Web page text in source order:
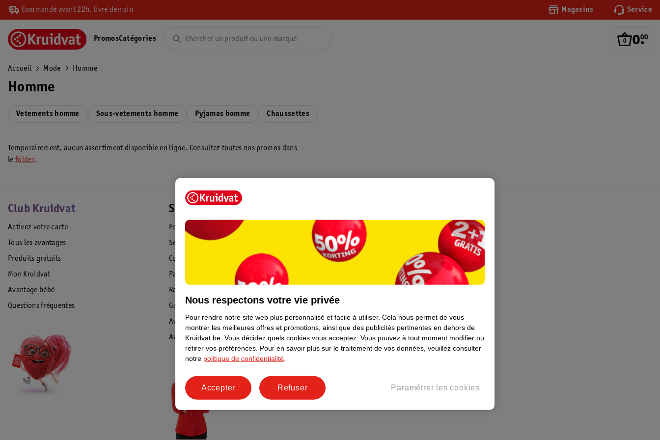
Commandé avant 22h, livré demain Magasins Service
0.
00
PromosCatégories
Accueil Mode Homme
Homme
Vetements homme Sous-vetements homme Pyjamas homme Chaussettes
Temporairement, aucun assortiment disponible en ligne. Consultez toutes nos promos dans
le folder.
Club Kruidvat
Activez votre carte
Tous les avantages
Produits gratuits
Mon Kruidvat
Avantage bébé
Questions fréquentes
Service Clientèle
Foire aux questions
Service Clientèle
Commande & Livraison
Paiement
Rappel & Retour
Garantie
Avis de sécurité
Avis
À propos de Kruidvat
Presse
Formule commerciale
Coordonnées de l’entreprise
Réseaux sociaux
Emploi
Pages d’informations
Nous respectons votre vie privée
Pour rendre notre site web plus personnalisé et facile à utiliser. Cela nous permet de vous
montrer les meilleures offres et promotions, ainsi que des publicités pertinentes en dehors de
Kruidvat.be. Vous décidez quels cookies vous acceptez. Vous pouvez à tout moment modifier ou
retirer vos préférences. Pour en savoir plus sur le traitement de vos données, veuillez consulter
notre politique de confidentialité
Paramétrer les cookies
Refuser
Accepter